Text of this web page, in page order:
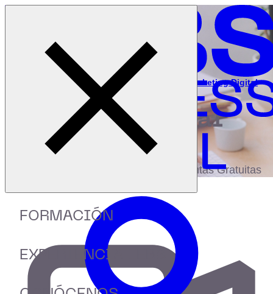
FORMACIÓN
EXPERIENCIA IEBS
Inicio
Recursos
Webinar: Madtech: La nueva era del Marketing Digital
bibliotecadigital
Accede a más de 150 Recursos, Guías,
eBooks,Plantillas, Estudios y Herramientas Gratuitas